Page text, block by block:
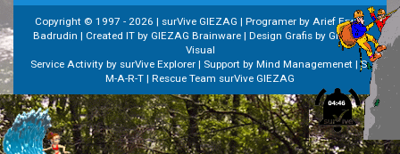
Copyright © 1997 - 2026 | surVive GIEZAG | Programer by Arief Erwin
Badrudin | Created IT by GIEZAG Brainware | Design Grafis by GIEZAG
Visual
Service Activity by surVive Explorer | Support by Mind Managemenet | S-
M-A-R-T | Rescue Team surVive GIEZAG